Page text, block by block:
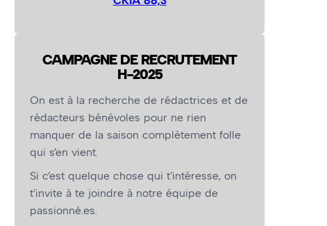
CAMPAGNE DE RECRUTEMENT
H-2025
On est à la recherche de rédactrices et de
rédacteurs bénévoles pour ne rien
manquer de la saison complètement folle
qui s’en vient.
Si c’est quelque chose qui t’intéresse, on
t’invite à te joindre à notre équipe de
passionné.es.